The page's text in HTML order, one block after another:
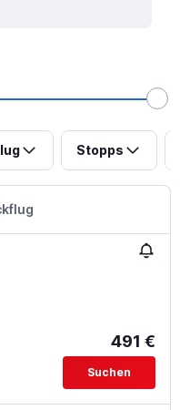
Stopps
491 €
Suchen